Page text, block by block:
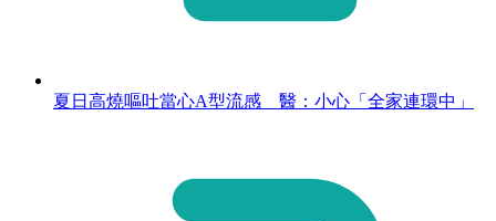
夏日高燒嘔吐當心A型流感 醫：小心「全家連環中」